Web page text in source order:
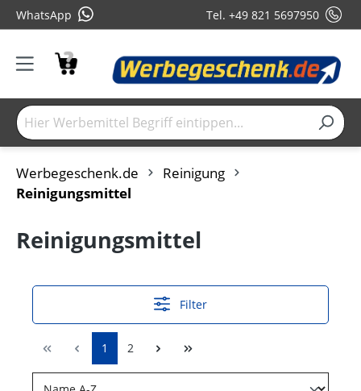
WhatsApp Tel. +49 821 5697950
Werbegeschenk.de
Reinigung
Reinigungsmittel
Reinigungsmittel
Filter
1 2